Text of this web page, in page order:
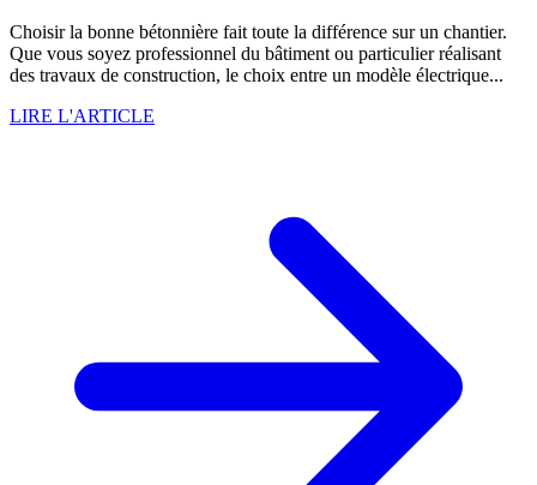
Choisir la bonne bétonnière fait toute la différence sur un chantier.
Que vous soyez professionnel du bâtiment ou particulier réalisant
des travaux de construction, le choix entre un modèle électrique...
LIRE L'ARTICLE